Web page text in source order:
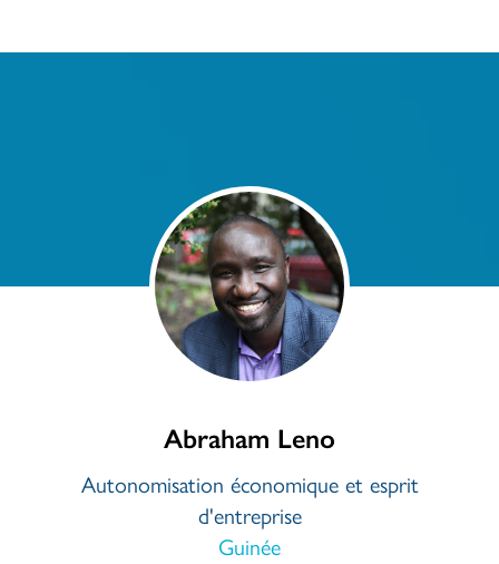
Abraham Leno
Autonomisation économique et esprit
d'entreprise
Guinée